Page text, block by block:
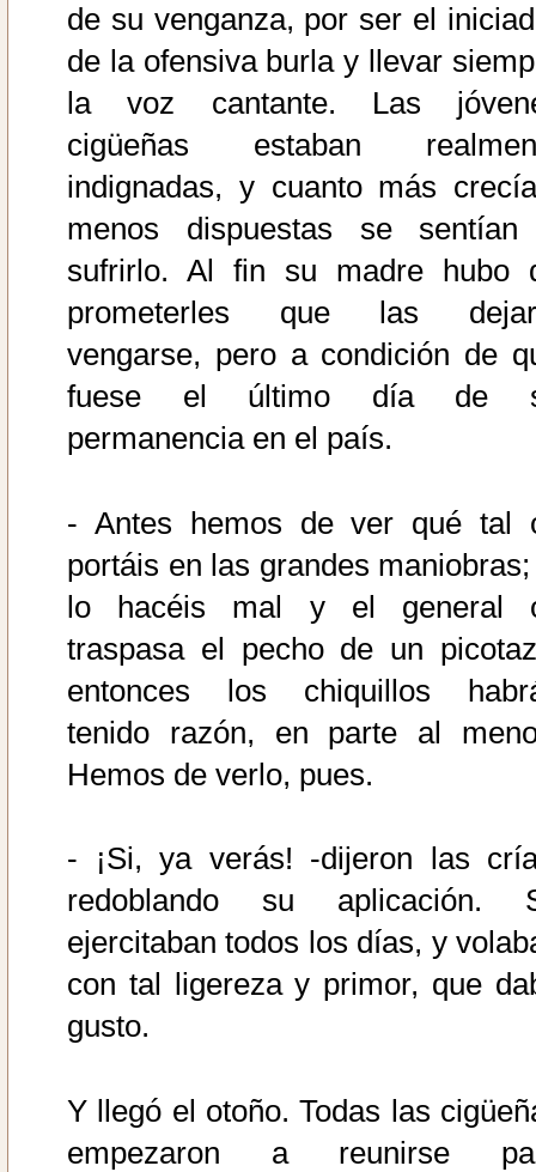
de su venganza, por ser el
de la ofensiva burla y llevar
la voz cantante. Las
cigüeñas estaban
indignadas, y cuanto más
menos dispuestas se
sufrirlo. Al fin su madre hubo
prometerles que las
vengarse, pero a condición de
fuese el último día de
permanencia en el país.
- Antes hemos de ver qué tal
portáis en las grandes
lo hacéis mal y el general
traspasa el pecho de un
entonces los chiquillos
tenido razón, en parte al
Hemos de verlo, pues.
- ¡Si, ya verás! -dijeron las
redoblando su aplicación.
ejercitaban todos los días, y
con tal ligereza y primor, que
gusto.
Y llegó el otoño. Todas las
empezaron a reunirse